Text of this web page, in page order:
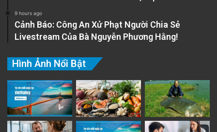
9 hours ago
Cảnh Báo: Công An Xử Phạt Người Chia Sẻ
Livestream Của Bà Nguyễn Phương Hằng!
Hình Ảnh Nổi Bật